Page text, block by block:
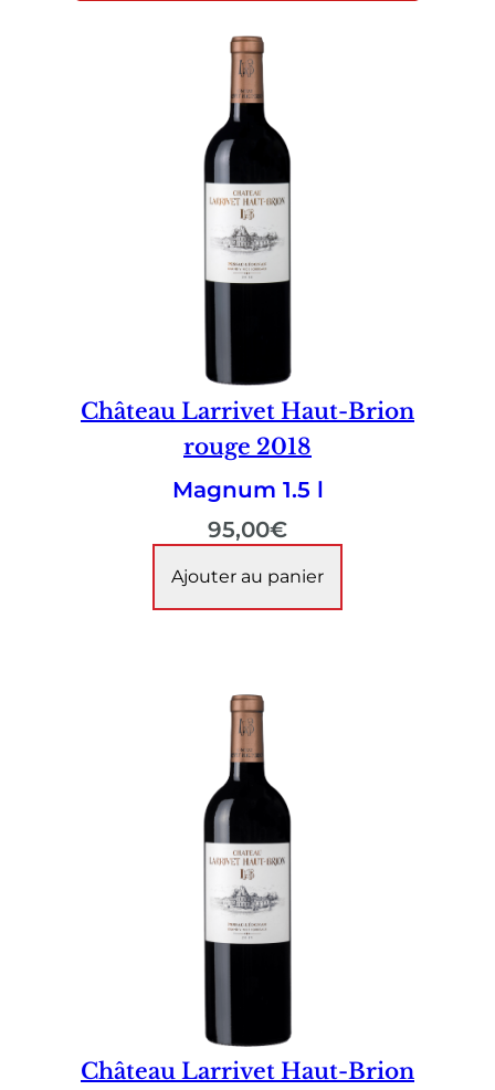
Château Larrivet Haut-Brion
rouge 2018
Magnum 1.5 l
95,00€
Ajouter au panier
Château Larrivet Haut-Brion